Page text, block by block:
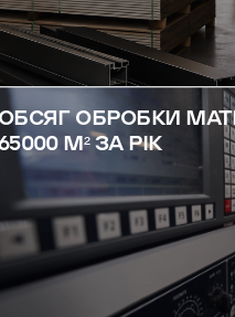
ОБСЯГ ОБРОБКИ
М² ЗА РІК